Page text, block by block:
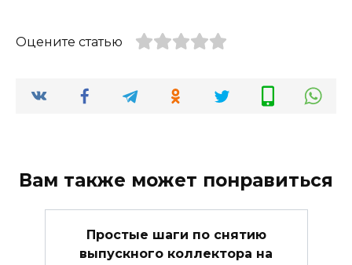
Оцените статью
Вам также может понравиться
Простые шаги по снятию
выпускного коллектора на